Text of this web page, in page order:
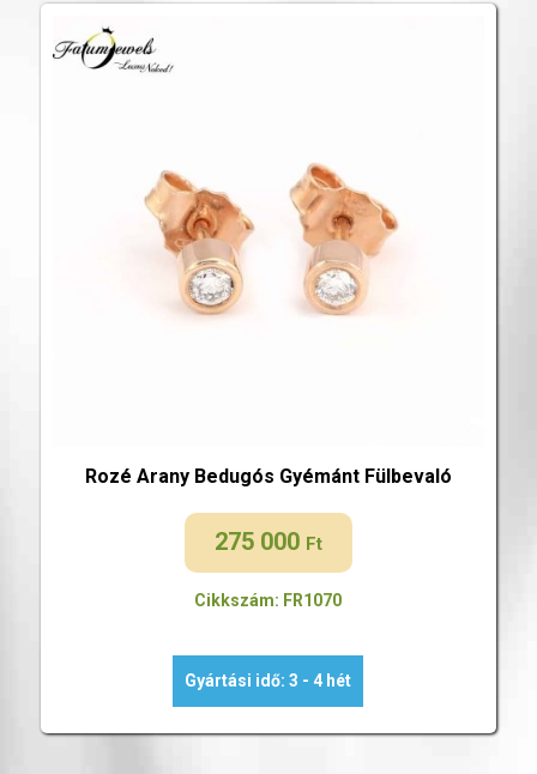
Rozé Arany Bedugós Gyémánt Fülbevaló
275 000 Ft
Cikkszám: FR1070
Gyártási idő: 3 - 4 hét